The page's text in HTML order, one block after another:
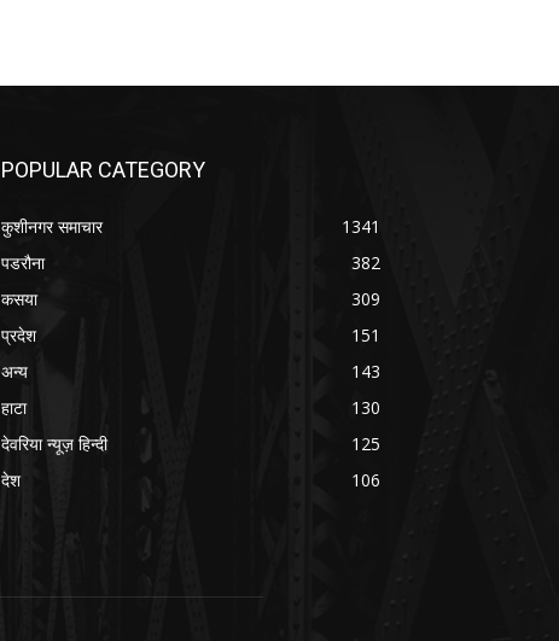
POPULAR CATEGORY
कुशीनगर समाचार
1341
पडरौना
382
कसया
309
प्रदेश
151
अन्य
143
हाटा
130
देवरिया न्यूज़ हिन्दी
125
देश
106